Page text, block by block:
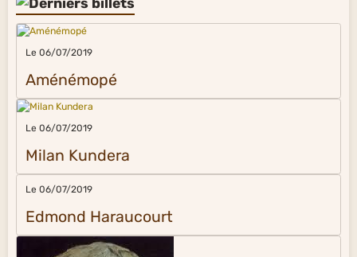
Le 06/07/2019
Aménémopé
Le 06/07/2019
Milan Kundera
Le 06/07/2019
Edmond Haraucourt